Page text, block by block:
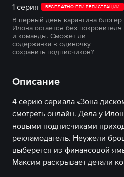
1 серия БЕСПЛАТНО ПРИ РЕГИСТРАЦИИ
В первый день карантина блогер
Илона остается без покровителя
и команды. Сможет ли
содержанка в одиночку
сохранить подписчиков?
Описание
4 серию сериала «Зона
смотреть онлайн. Дела у
новыми подписчиками
рекламодатель. Неужели
выберется из финансовой
Максим раскрывает детали